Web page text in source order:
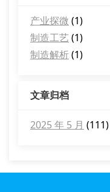
产业探微 (1)
制造工艺(1)
制造解析(1)
文章归档
2025 年 5 月 (111)